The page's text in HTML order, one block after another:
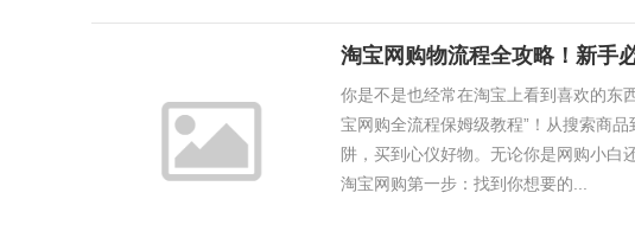
淘宝网购物流程全攻略！新手
你是不是也经常在淘宝上看到喜欢的东
宝网购全流程保姆级教程”！从搜索商
阱，买到心仪好物。无论你是网购小白
淘宝网购第一步：找到你想要的...